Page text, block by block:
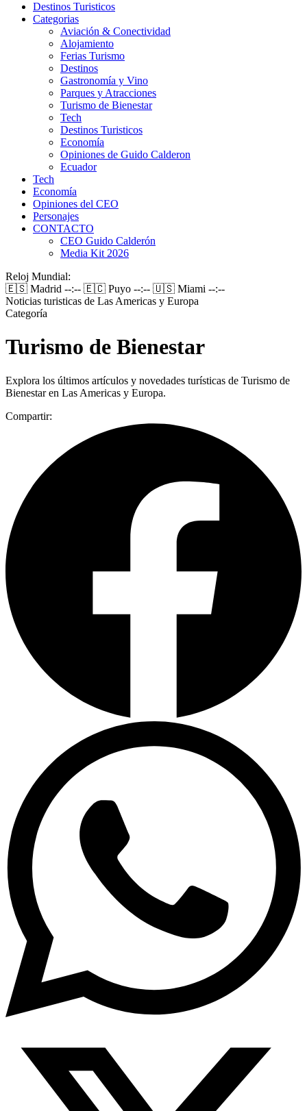
Destinos Turisticos
Categorias
Aviación & Conectividad
Alojamiento
Ferias Turismo
Destinos
Gastronomía y Vino
Parques y Atracciones
Turismo de Bienestar
Tech
Destinos Turisticos
Economía
Opiniones de Guido Calderon
Ecuador
Tech
Economía
Opiniones del CEO
Personajes
CONTACTO
CEO Guido Calderón
Media Kit 2026
Reloj Mundial:
🇪🇸 Madrid --:-- 🇪🇨 Puyo --:-- 🇺🇸 Miami --:--
Noticias turisticas de Las Americas y Europa
Categoría
Turismo de Bienestar
Explora los últimos artículos y novedades turísticas de Turismo de
Bienestar en Las Americas y Europa.
Compartir: